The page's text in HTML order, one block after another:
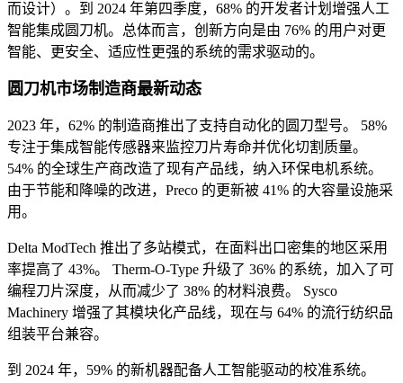
而设计）。到 2024 年第四季度，68% 的开发者计划增强人工
智能集成圆刀机。总体而言，创新方向是由 76% 的用户对更
智能、更安全、适应性更强的系统的需求驱动的。
圆刀机市场制造商最新动态
2023 年，62% 的制造商推出了支持自动化的圆刀型号。 58%
专注于集成智能传感器来监控刀片寿命并优化切割质量。
54% 的全球生产商改造了现有产品线，纳入环保电机系统。
由于节能和降噪的改进，Preco 的更新被 41% 的大容量设施采
用。
Delta ModTech 推出了多站模式，在面料出口密集的地区采用
率提高了 43%。 Therm-O-Type 升级了 36% 的系统，加入了可
编程刀片深度，从而减少了 38% 的材料浪费。 Sysco
Machinery 增强了其模块化产品线，现在与 64% 的流行纺织品
组装平台兼容。
到 2024 年，59% 的新机器配备人工智能驱动的校准系统。